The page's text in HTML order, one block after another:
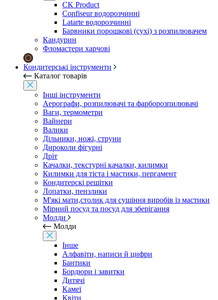
CK Product
Confiseur водорозчинні
Latarte водорозчинні
Барвники порошкові (сухі) з розпилювачем
Кандурин
Фломастери харчові
Кондитерські інструменти
Каталог товарів
Інші інструменти
Аерографи, розпилювачі та фарборозпилювачі
Ваги, термометри
Вайнери
Валики
Дільники, ножі, струни
Дироколи фігурні
Дріт
Качалки, текстурні качалки, килимки
Килимки для тіста і мастики, пергамент
Кондитерскі решітки
Лопатки, пензлики
М'які мати,столик для сушіння виробів із мастики
Мірний посуд та посуд для зберігання
Молди
Молди
Інше
Алфавіти, написи й цифри
Бантики
Бордюри і завитки
Дитячі
Камеї
Квіти